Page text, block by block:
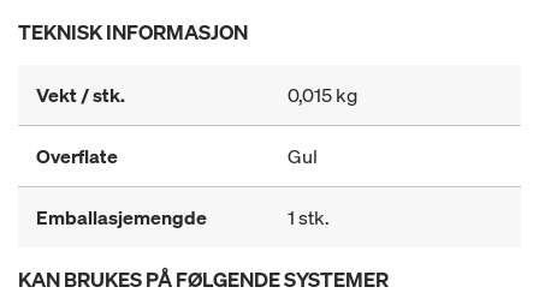
TEKNISK INFORMASJON
Vekt / stk. 0,015 kg
Overflate Gul
Emballasjemengde 1 stk.
KAN BRUKES PÅ FØLGENDE SYSTEMER